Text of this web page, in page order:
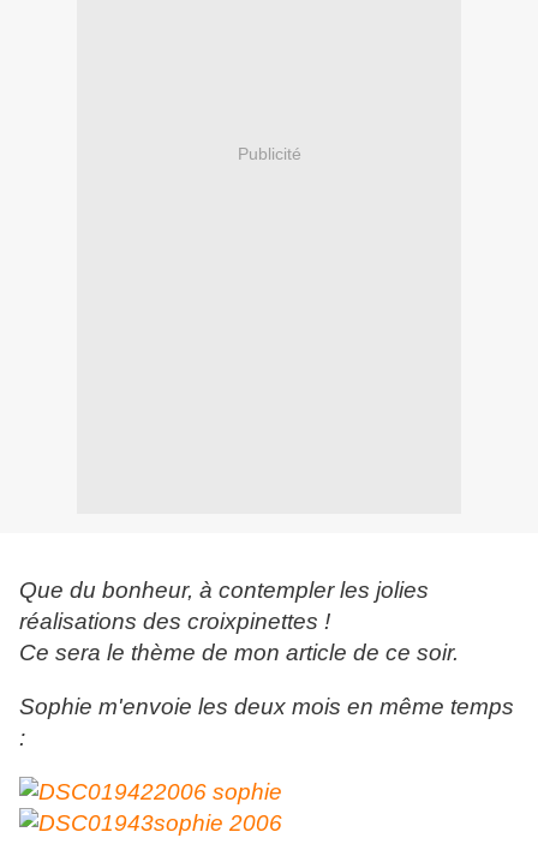
Publicité
Que du bonheur, à contempler les jolies
réalisations des croixpinettes !
Ce sera le thème de mon article de ce soir.
Sophie m'envoie les deux mois en même temps
: